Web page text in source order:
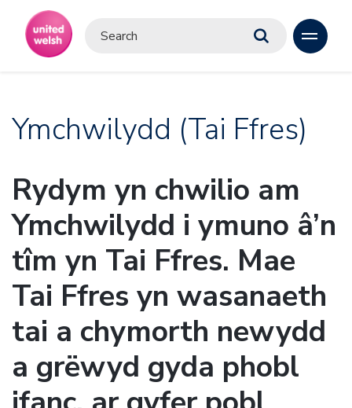
Ymchwilydd (Tai Ffres)
Rydym yn chwilio am
Ymchwilydd i ymuno â’n
tîm yn Tai Ffres. Mae
Tai Ffres yn wasanaeth
tai a chymorth newydd
a grëwyd gyda phobl